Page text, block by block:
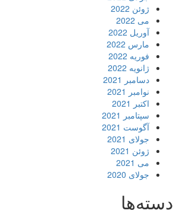
ژوئن 2022
می 2022
آوریل 2022
مارس 2022
فوریه 2022
ژانویه 2022
دسامبر 2021
نوامبر 2021
اکتبر 2021
سپتامبر 2021
آگوست 2021
جولای 2021
ژوئن 2021
می 2021
جولای 2020
دسته‌ها